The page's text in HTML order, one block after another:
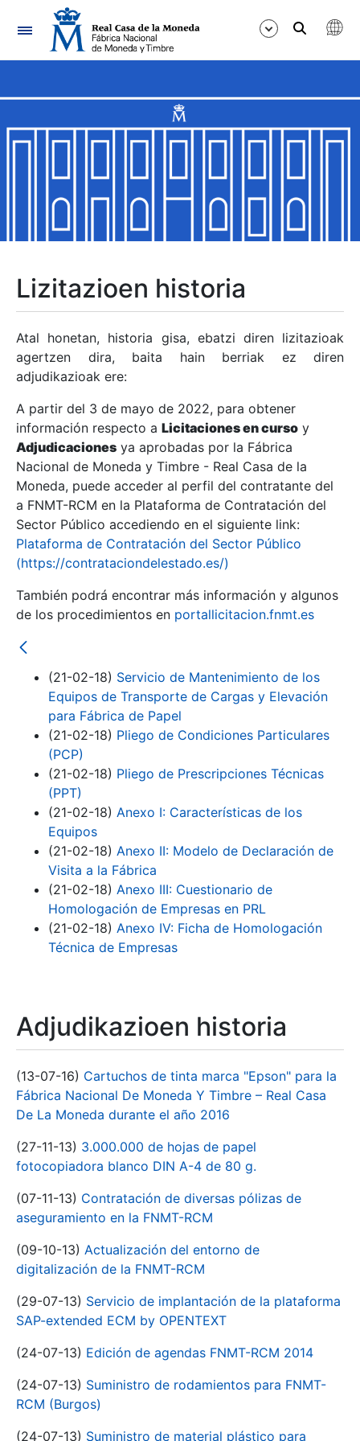
Nabigazioa
Erakutsi/Ezkutatu
Erakutsi/Ezkutatu
Erakutsi/Ezkutatu
Erakutsi/Ezkutatu
Erakutsi/Ezkutatu
Erakutsi/Ezkutatu
Erakutsi/Ezkutatu
Erakutsi/Ezkutatu
Lizitazioen historia
Atal honetan, historia gisa, ebatzi diren lizitazioak
agertzen dira, baita hain berriak ez diren
adjudikazioak ere:
A partir del 3 de mayo de 2022, para obtener
información respecto a Licitaciones en curso y
Adjudicaciones ya aprobadas por la Fábrica
Nacional de Moneda y Timbre - Real Casa de la
Moneda, puede acceder al perfil del contratante del
a FNMT-RCM en la Plataforma de Contratación del
Sector Público accediendo en el siguiente link:
Plataforma de Contratación del Sector Público
(https://contrataciondelestado.es/)
También podrá encontrar más información y algunos
de los procedimientos en portallicitacion.fnmt.es
(21-02-18) Servicio de Mantenimiento de los
Equipos de Transporte de Cargas y Elevación
para Fábrica de Papel
(21-02-18) Pliego de Condiciones Particulares
(PCP)
(21-02-18) Pliego de Prescripciones Técnicas
(PPT)
(21-02-18) Anexo I: Características de los
Equipos
(21-02-18) Anexo II: Modelo de Declaración de
Visita a la Fábrica
(21-02-18) Anexo III: Cuestionario de
Homologación de Empresas en PRL
(21-02-18) Anexo IV: Ficha de Homologación
Técnica de Empresas
Adjudikazioen historia
(13-07-16) Cartuchos de tinta marca "Epson" para la
Fábrica Nacional De Moneda Y Timbre – Real Casa
De La Moneda durante el año 2016
(27-11-13) 3.000.000 de hojas de papel
fotocopiadora blanco DIN A-4 de 80 g.
(07-11-13) Contratación de diversas pólizas de
aseguramiento en la FNMT-RCM
(09-10-13) Actualización del entorno de
digitalización de la FNMT-RCM
(29-07-13) Servicio de implantación de la plataforma
SAP-extended ECM by OPENTEXT
(24-07-13) Edición de agendas FNMT-RCM 2014
(24-07-13) Suministro de rodamientos para FNMT-
RCM (Burgos)
(24-07-13) Suministro de material plástico para